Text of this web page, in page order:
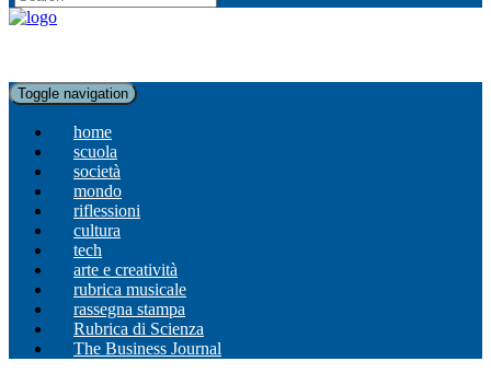
Toggle navigation
home
scuola
società
mondo
riflessioni
cultura
tech
arte e creatività
rubrica musicale
rassegna stampa
Rubrica di Scienza
The Business Journal